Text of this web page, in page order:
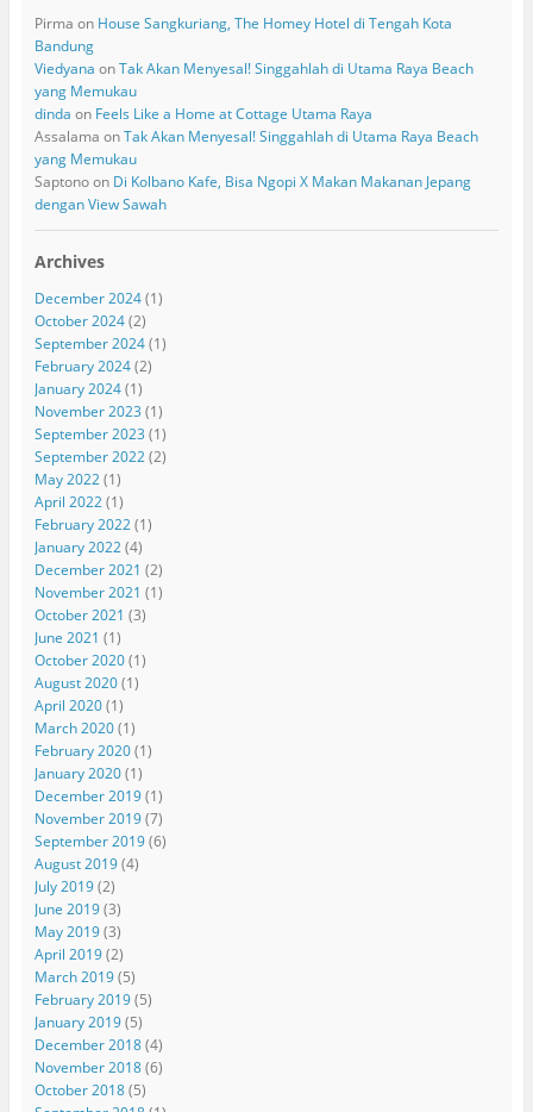
Pirma on House Sangkuriang, The Homey Hotel di Tengah Kota
Bandung
Viedyana onTak Akan Menyesal! Singgahlah di Utama Raya Beach
yang Memukau
dinda on Feels Like a Home at Cottage Utama Raya
Assalama onTak Akan Menyesal! Singgahlah di Utama Raya Beach
yang Memukau
Saptonoon Di Kolbano Kafe, Bisa Ngopi X Makan Makanan Jepang
dengan View Sawah
Archives
December 2024(1)
October 2024(2)
September 2024(1)
February 2024(2)
January 2024(1)
November 2023 (1)
September 2023 (1)
September 2022(2)
May 2022(1)
April 2022(1)
February 2022(1)
January 2022(4)
December 2021 (2)
November 2021 (1)
October 2021 (3)
June 2021 (1)
October 2020(1)
August 2020(1)
April 2020(1)
March 2020(1)
February 2020(1)
January 2020(1)
December 2019(1)
November 2019(7)
September 2019(6)
August 2019(4)
July 2019(2)
June 2019(3)
May 2019(3)
April 2019(2)
March 2019(5)
February 2019(5)
January 2019(5)
December 2018(4)
November 2018(6)
October 2018(5)